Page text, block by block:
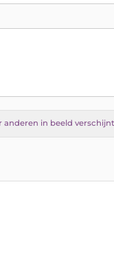
anderen in beeld verschijnt